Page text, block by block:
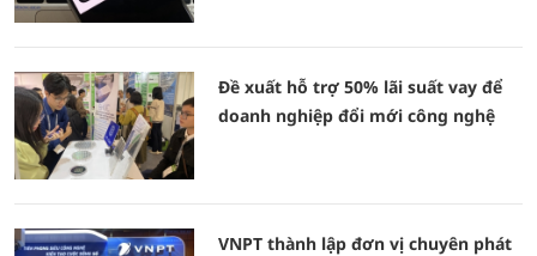
Đề xuất hỗ trợ 50% lãi suất vay để
doanh nghiệp đổi mới công nghệ
VNPT thành lập đơn vị chuyên phát